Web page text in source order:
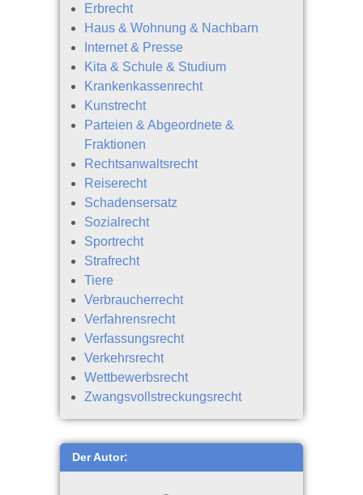
Erbrecht
Haus & Wohnung & Nachbarn
Internet & Presse
Kita & Schule & Studium
Krankenkassenrecht
Kunstrecht
Parteien & Abgeordnete &
Fraktionen
Rechtsanwaltsrecht
Reiserecht
Schadensersatz
Sozialrecht
Sportrecht
Strafrecht
Tiere
Verbraucherrecht
Verfahrensrecht
Verfassungsrecht
Verkehrsrecht
Wettbewerbsrecht
Zwangsvollstreckungsrecht
Der Autor: